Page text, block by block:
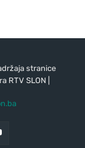
stranice
RTV SLON |